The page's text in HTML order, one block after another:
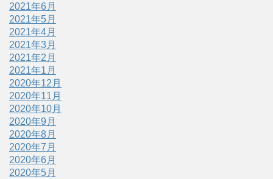
2021年6月
2021年5月
2021年4月
2021年3月
2021年2月
2021年1月
2020年12月
2020年11月
2020年10月
2020年9月
2020年8月
2020年7月
2020年6月
2020年5月